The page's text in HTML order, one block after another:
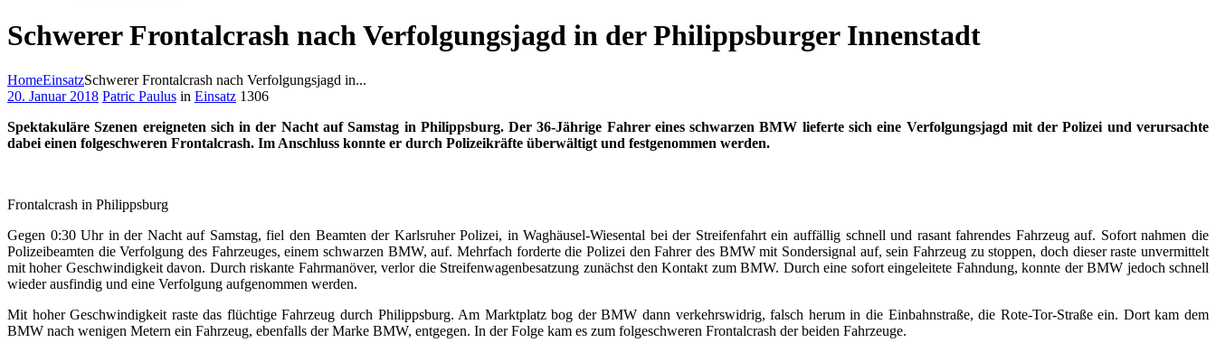
Schwerer Frontalcrash nach Verfolgungsjagd in der Philippsburger Innenstadt
HomeEinsatzSchwerer Frontalcrash nach Verfolgungsjagd in...
20. Januar 2018 Patric Paulus in Einsatz 1306
Spektakuläre Szenen ereigneten sich in der Nacht auf Samstag in Philippsburg. Der 36-Jährige Fahrer eines schwarzen BMW lieferte sich eine Verfolgungsjagd mit der Polizei und verursachte
dabei einen folgeschweren Frontalcrash. Im Anschluss konnte er durch Polizeikräfte überwältigt und festgenommen werden.
Frontalcrash in Philippsburg
Gegen 0:30 Uhr in der Nacht auf Samstag, fiel den Beamten der Karlsruher Polizei, in Waghäusel-Wiesental bei der Streifenfahrt ein auffällig schnell und rasant fahrendes Fahrzeug auf. Sofort nahmen die
Polizeibeamten die Verfolgung des Fahrzeuges, einem schwarzen BMW, auf. Mehrfach forderte die Polizei den Fahrer des BMW mit Sondersignal auf, sein Fahrzeug zu stoppen, doch dieser raste unvermittelt
mit hoher Geschwindigkeit davon. Durch riskante Fahrmanöver, verlor die Streifenwagenbesatzung zunächst den Kontakt zum BMW. Durch eine sofort eingeleitete Fahndung, konnte der BMW jedoch schnell
wieder ausfindig und eine Verfolgung aufgenommen werden.
Mit hoher Geschwindigkeit raste das flüchtige Fahrzeug durch Philippsburg. Am Marktplatz bog der BMW dann verkehrswidrig, falsch herum in die Einbahnstraße, die Rote-Tor-Straße ein. Dort kam dem
BMW nach wenigen Metern ein Fahrzeug, ebenfalls der Marke BMW, entgegen. In der Folge kam es zum folgeschweren Frontalcrash der beiden Fahrzeuge.